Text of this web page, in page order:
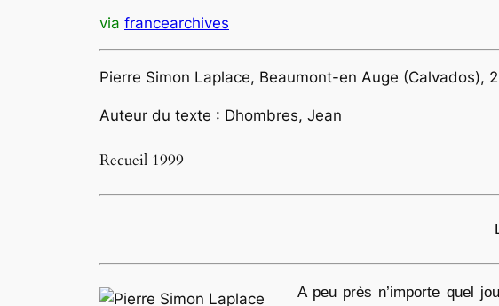
via francearchives
Pierre Simon Laplace, Beaumont-en Auge (Calvados),
Auteur du texte : Dhombres, Jean
Recueil 1999
A peu près n’importe quel